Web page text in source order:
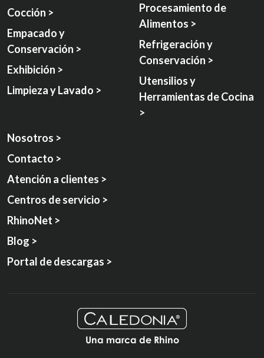
Cocción >
Empacado y
Conservación >
Exhibición >
Limpieza y Lavado >
Procesamiento de
Alimentos >
Refrigeración y
Conservación >
Utensilios y
Herramientas de Cocina
>
Nosotros >
Contacto >
Atención a clientes >
Centros de servicio >
RhinoNet >
Blog >
Portal de descargas >
Una marca de Rhino